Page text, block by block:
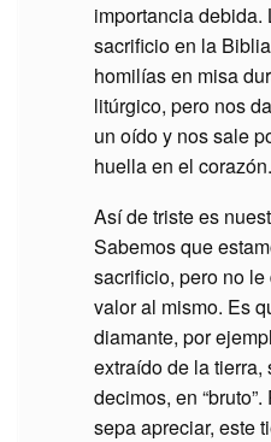
importancia debida.
sacrificio en la
homilías en misa
litúrgico, pero nos
un oído y nos sale
huella en el corazón.
Así de triste es
Sabemos que
sacrificio, pero no
valor al mismo. Es
diamante, por
extraído de la tierra,
decimos, en
sepa apreciar, este